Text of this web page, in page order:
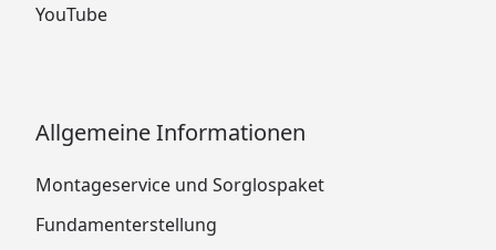
YouTube
Allgemeine Informationen
Montageservice und Sorglospaket
Fundamenterstellung